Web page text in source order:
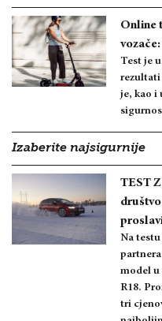
Online
Test je
rezultati
je, kao i
Izaberite najsigurnije
TEST
Na
partnera
model u
R18.
tri